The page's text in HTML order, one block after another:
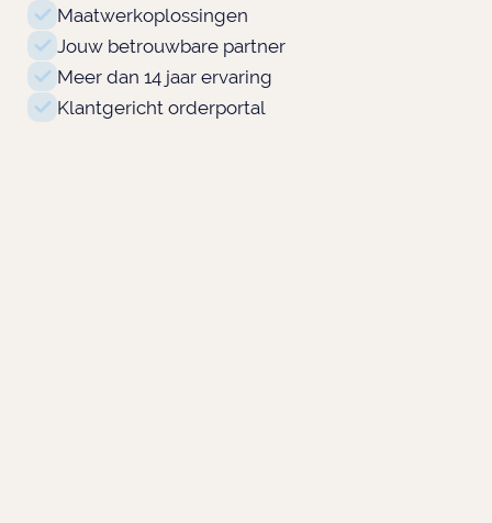
Maatwerkoplossingen
Jouw betrouwbare partner
Meer dan 14 jaar ervaring
Klantgericht orderportal